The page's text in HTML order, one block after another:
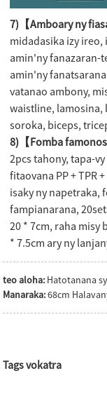
7)【Amboary ny
midadasika izy
amin'ny fanazaran-
amin'ny
vatanao ambony,
waistline, lamosina,
soroka, biceps,
8)【Fomba
2pcs tahony, tapa-
fitaovana PP + TPR
isaky ny napetraka,
fampianarana,
20 * 7cm, raha misy
* 7.5cm ary ny
teo aloha: Hatotanana
Manaraka:68cm
Tags vokatra